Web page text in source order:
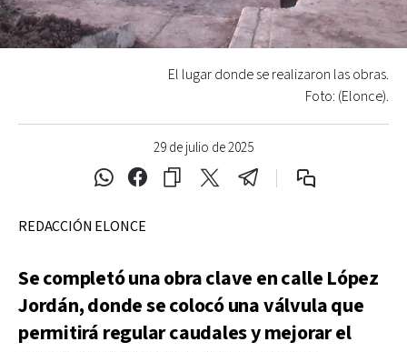
29 de julio de 2025
El lugar donde se realizaron las obras.
Foto: (Elonce).
REDACCIÓN ELONCE
Se completó una obra clave en calle López
Jordán, donde se colocó una válvula que
permitirá regular caudales y mejorar el